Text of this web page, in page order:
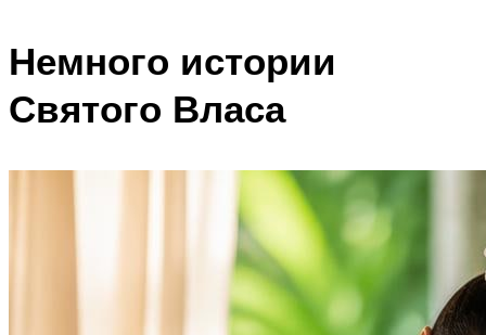
Немного истории
Святого Власа